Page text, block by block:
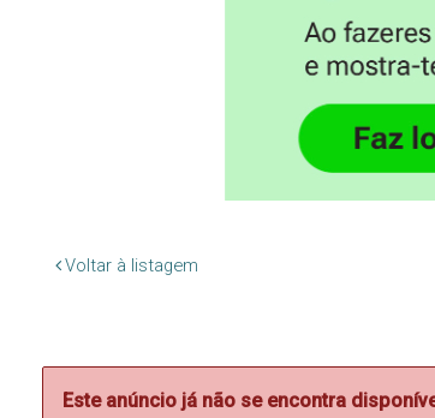
Voltar à listagem
Este anúncio já não se encontra